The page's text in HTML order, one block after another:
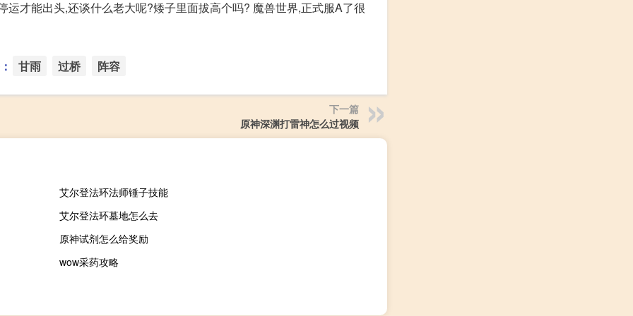
才能出头,还谈什么老大呢?矮子里面拔高个吗? 魔兽世界,正式服A了很
甘雨 过桥 阵容
下一篇
原神深渊打雷神怎么过视频
艾尔登法环法师锤子技能
艾尔登法环墓地怎么去
原神试剂怎么给奖励
wow采药攻略